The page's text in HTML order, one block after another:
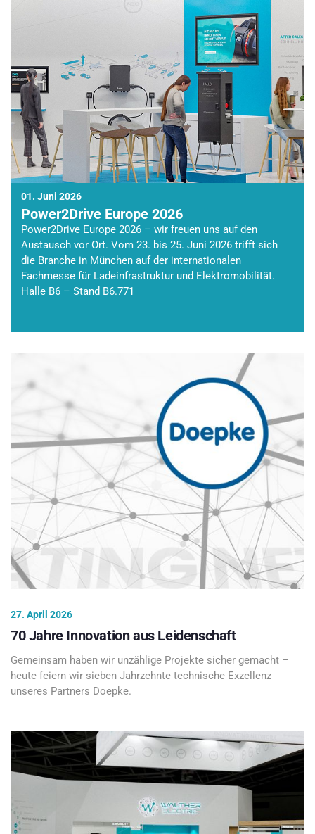
01. Juni 2026
Power2Drive Europe 2026
Power2Drive Europe 2026 – wir freuen uns auf den
Austausch vor Ort. Vom 23. bis 25. Juni 2026 trifft sich
die Branche in München auf der internationalen
Fachmesse für Ladeinfrastruktur und Elektromobilität.
Halle B6 – Stand B6.771
27. April 2026
70 Jahre Innovation aus Leidenschaft
Gemeinsam haben wir unzählige Projekte sicher gemacht –
heute feiern wir sieben Jahrzehnte technische Exzellenz
unseres Partners Doepke.